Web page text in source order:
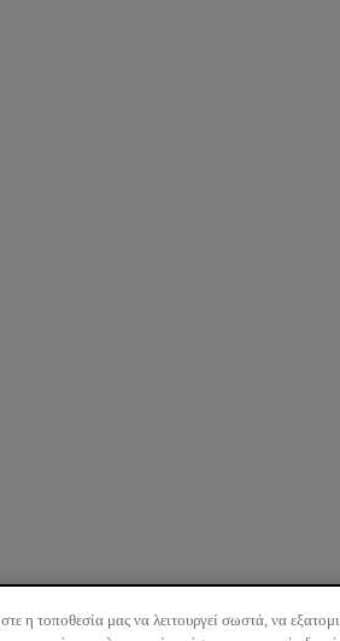
η τοποθεσία μας να λειτουργεί σωστά, να